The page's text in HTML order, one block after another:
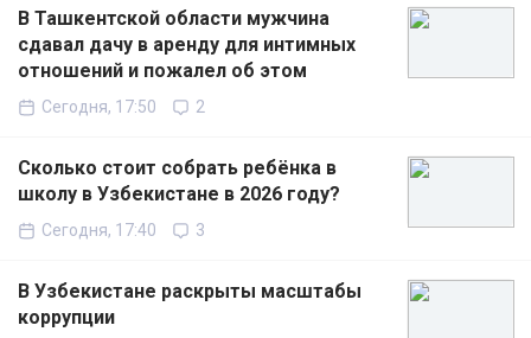
В Ташкентской области мужчина
сдавал дачу в аренду для интимных
отношений и пожалел об этом
Сегодня, 17:50 2
Сколько стоит собрать ребёнка в
школу в Узбекистане в 2026 году?
Сегодня, 17:40 3
В Узбекистане раскрыты масштабы
коррупции